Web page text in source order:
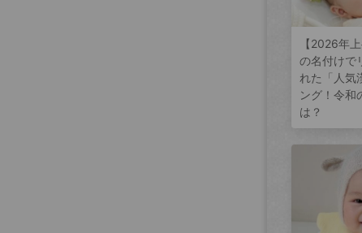
【2026年
の名付けで
れた「人気
ング！令和
は？